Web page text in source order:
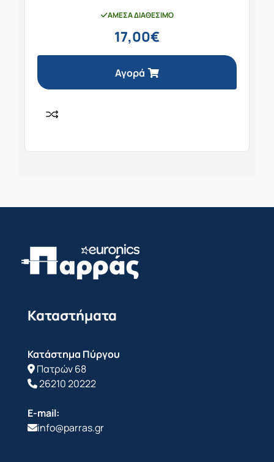
ΆΜΕΣΑ ΔΙΑΘΈΣΙΜΟ
17,00€
Αγορά
Καταστήματα
Κατάστημα Πύργου
Πατρών 68
26210 20222
E-mail:
info@parras.gr